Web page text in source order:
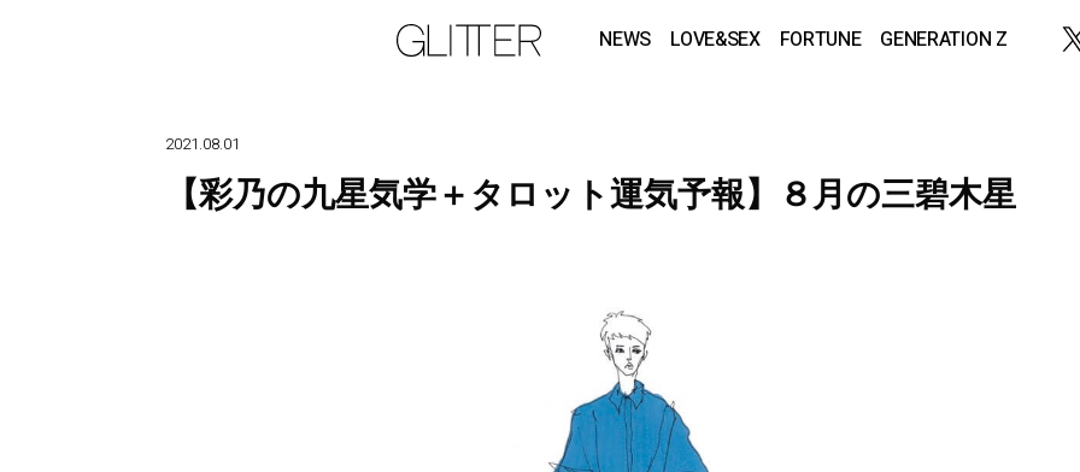
NEWS LOVE&SEX FORTUNE GENERATION Z
2021.08.01
【彩乃の九星気学＋タロット運気予報】８月の三碧木星